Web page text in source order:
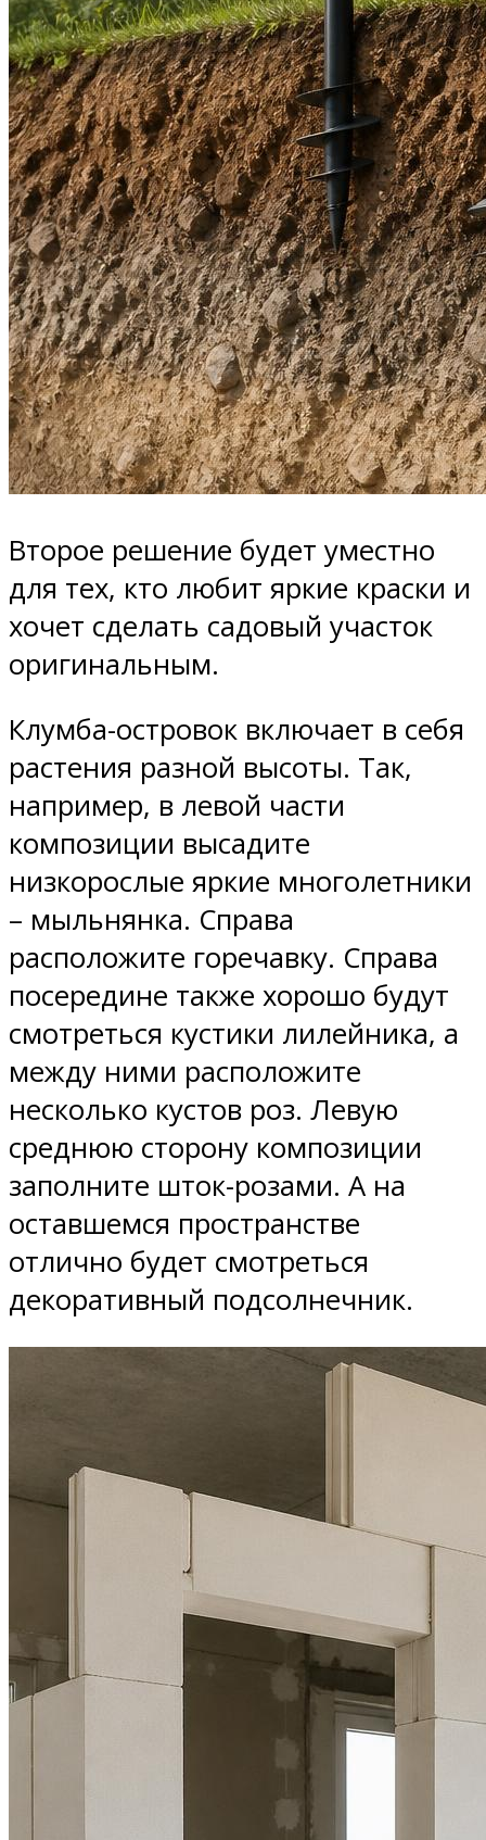
Второе решение будет уместно
для тех, кто любит яркие краски и
хочет сделать садовый участок
оригинальным.
Клумба-островок включает в себя
растения разной высоты. Так,
например, в левой части
композиции высадите
низкорослые яркие многолетники
– мыльнянка. Справа
расположите горечавку. Справа
посередине также хорошо будут
смотреться кустики лилейника, а
между ними расположите
несколько кустов роз. Левую
среднюю сторону композиции
заполните шток-розами. А на
оставшемся пространстве
отлично будет смотреться
декоративный подсолнечник.